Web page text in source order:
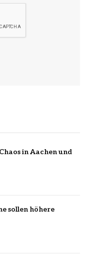
in Aachen und
sollen höhere